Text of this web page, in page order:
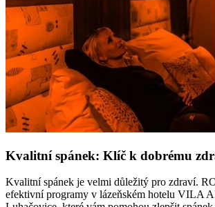
Kvalitní spánek: Klíč k dobrému
Kvalitní spánek je velmi důležitý pro zdraví.
efektivní programy v lázeňském hotelu VILA